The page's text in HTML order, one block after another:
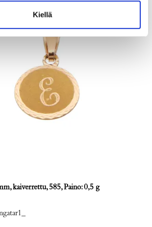
Kiellä
kaiverrettu, 585, Paino: 0,5 g